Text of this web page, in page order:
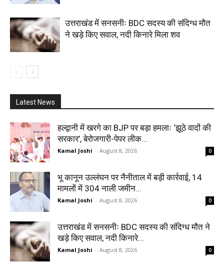
उत्तराखंड में सनसनीः BDC सदस्य की संदिग्ध मौत
ने खड़े किए सवाल, नदी किनारे मिला शव
Latest News
हल्द्वानी में खरगे का BJP पर बड़ा हमलाः ‘झूठे वादों की
सरकार’, बेरोजगारी-पेपर लीक...
Kamal Joshi - August 8, 2026 0
भू कानून उल्लंघन पर नैनीताल में बड़ी कार्रवाई, 14
मामलों में 304 नाली जमीन...
Kamal Joshi - August 8, 2026 0
उत्तराखंड में सनसनीः BDC सदस्य की संदिग्ध मौत ने
खड़े किए सवाल, नदी किनारे...
Kamal Joshi - August 8, 2026 0